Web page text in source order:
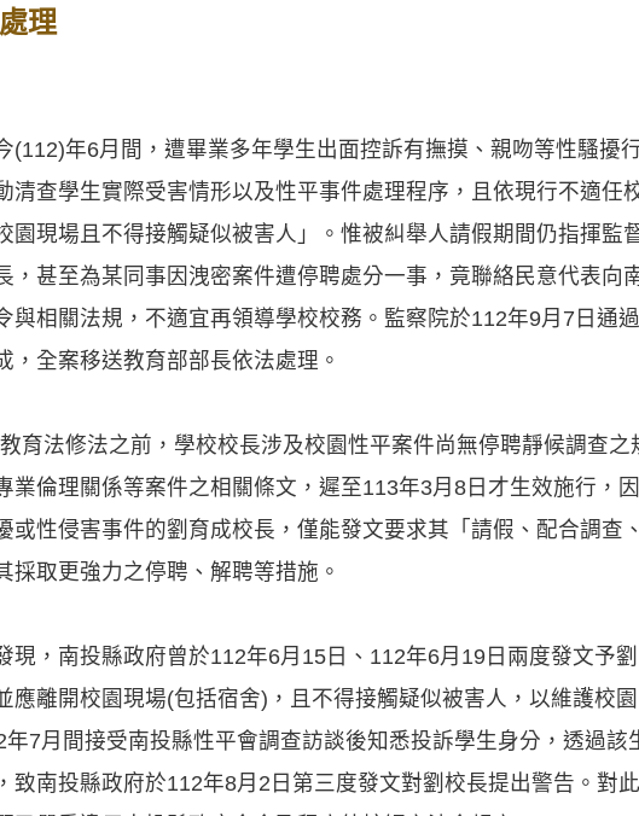
理
(112)年6月間，遭畢業多年學生出面控訴有撫摸、親吻等性騷擾
清查學生實際受害情形以及性平事件處理程序，且依現行不適任
園現場且不得接觸疑似被害人」。惟被糾舉人請假期間仍指揮監
，甚至為某同事因洩密案件遭停聘處分一事，竟聯絡民意代表向
與相關法規，不適宜再領導學校校務。監察院於112年9月7日通
全案移送教育部部長依法處理。
育法修法之前，學校校長涉及校園性平案件尚無停聘靜候調查之
業倫理關係等案件之相關條文，遲至113年3月8日才生效施行，
或性侵害事件的劉育成校長，僅能發文要求其「請假、配合調查
取更強力之停聘、解聘等措施。
，南投縣政府曾於112年6月15日、112年6月19日兩度發文予劉
應離開校園現場(包括宿舍)，且不得接觸疑似被害人，以維護校
7月間接受南投縣性平會調查訪談後知悉投訴學生身分，透過該
致南投縣政府於112年8月2日第三度發文對劉校長提出警告。對